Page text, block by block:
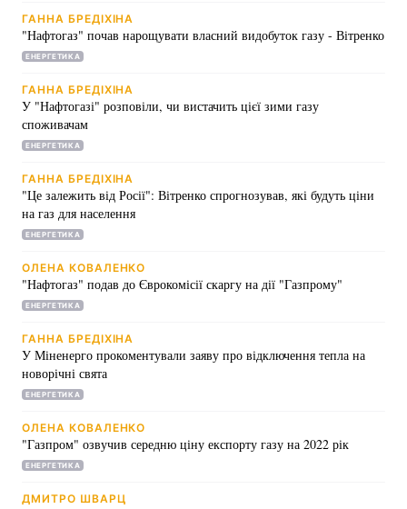
За інформацією Мінрегіону, житловий фонд і
об'єкти енергетичної інфраструктури по всіх
регіонах України готові до проходження
100%, на підготовку місцева влада витратили
майже 6 млрд грн.
У Києві підключення опалення почалося з 10
тепло почали з 11 жовтня.
ГАННА БРЕДІХІНА
"Нафтогаз" почав нарощувати власний видобуток газу - Вітренко
ЕНЕРГЕТИКА
ГАННА БРЕДІХІНА
У "Нафтогазі" розповіли, чи вистачить цієї зими газу
споживачам
ЕНЕРГЕТИКА
ГАННА БРЕДІХІНА
"Це залежить від Росії": Вітренко спрогнозував, які будуть ціни
на газ для населення
ЕНЕРГЕТИКА
ОЛЕНА КОВАЛЕНКО
"Нафтогаз" подав до Єврокомісії скаргу на дії "Газпрому"
ЕНЕРГЕТИКА
ГАННА БРЕДІХІНА
У Міненерго прокоментували заяву про відключення тепла на
новорічні свята
ЕНЕРГЕТИКА
ОЛЕНА КОВАЛЕНКО
"Газпром" озвучив середню ціну експорту газу на 2022 рік
ЕНЕРГЕТИКА
ДМИТРО ШВАРЦ